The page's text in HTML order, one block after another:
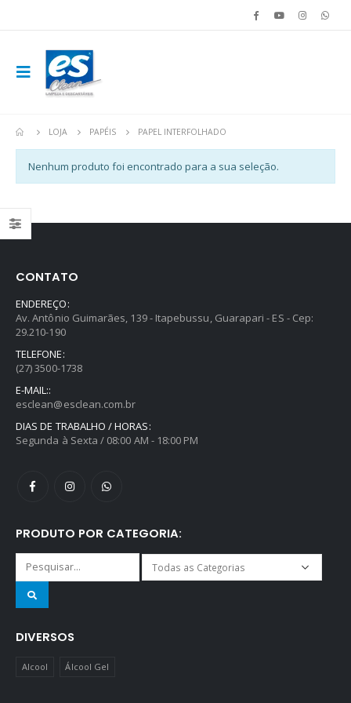
LOJA PAPÉIS PAPEL INTERFOLHADO
Nenhum produto foi encontrado para a sua seleção.
CONTATO
ENDEREÇO:
Av. Antônio Guimarães, 139 - Itapebussu, Guarapari - ES - Cep:
29.210-190
TELEFONE:
(27) 3500-1738
E-MAIL::
esclean@esclean.com.br
DIAS DE TRABALHO / HORAS:
Segunda à Sexta / 08:00 AM - 18:00 PM
PRODUTO POR CATEGORIA:
DIVERSOS
Alcool Álcool Gel